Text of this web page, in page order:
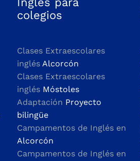
colegios
Clases Extraescolares
inglésAlcorcón
Clases Extraescolares
inglés Móstoles
Adaptación Proyecto
bilingüe
Campamentos de Inglés en
Alcorcón
Campamentos de Inglés en